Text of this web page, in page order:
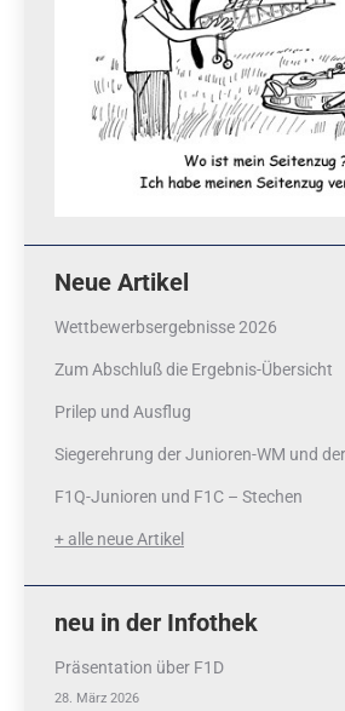
Neue Artikel
Wettbewerbsergebnisse 2026
Zum Abschluß die Ergebnis-Übersicht
Prilep und Ausflug
Siegerehrung der Junioren-WM und
F1Q-Junioren und F1C – Stechen
+ alle neue Artikel
neu in der Infothek
Präsentation über F1D
28. März 2026